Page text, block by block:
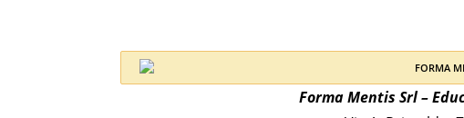
Forma Mentis Srl –